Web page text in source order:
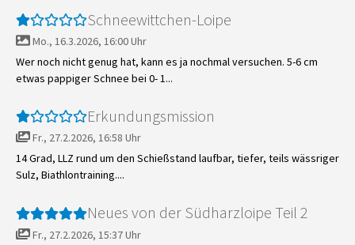
Schneewittchen-Loipe
Mo., 16.3.2026, 16:00 Uhr
Wer noch nicht genug hat, kann es ja nochmal versuchen. 5-6 cm
etwas pappiger Schnee bei 0- 1...
Erkundungsmission
Fr., 27.2.2026, 16:58 Uhr
14 Grad, LLZ rund um den Schießstand laufbar, tiefer, teils wässriger
Sulz, Biathlontraining....
Neues von der Südharzloipe Teil 2
Fr., 27.2.2026, 15:37 Uhr